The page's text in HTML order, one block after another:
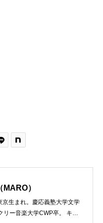
）
生まれ。慶応義塾大学文学
リー音楽大学CWP卒。 キリ